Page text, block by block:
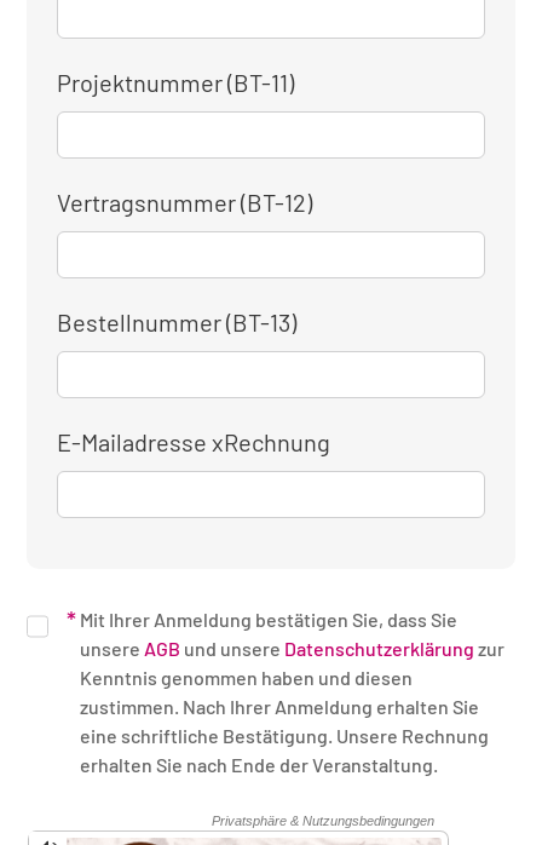
Projektnummer (BT-11)
Vertragsnummer (BT-12)
Bestellnummer (BT-13)
E-Mailadresse xRechnung
Mit Ihrer Anmeldung bestätigen Sie, dass Sie
unsere AGB und unsere Datenschutzerklärung zur
Kenntnis genommen haben und diesen
zustimmen. Nach Ihrer Anmeldung erhalten Sie
eine schriftliche Bestätigung. Unsere Rechnung
erhalten Sie nach Ende der Veranstaltung.
Sicherheitsüberprüfung